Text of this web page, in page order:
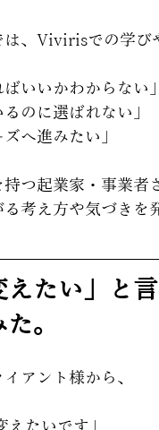
は、Vivirisでの学び
ばいいかわからない
るのに選ばれない」
ズへ進みたい」
つ起業家・事業者
考え方や気づきを
えたい」と
。
アント様から、
えたいです」